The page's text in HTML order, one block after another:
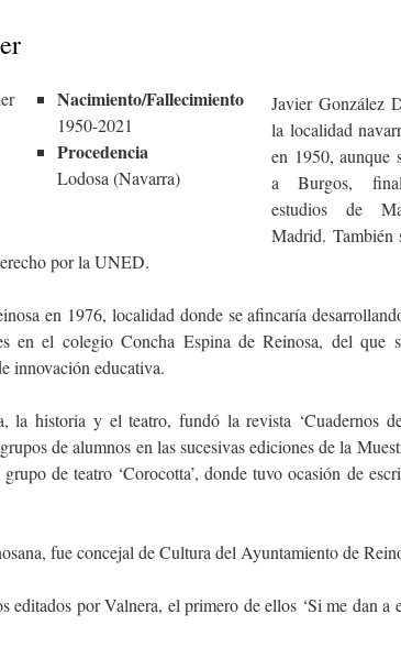
Nacimiento/Fallecimiento
1950-2021
Procedencia
Lodosa (Navarra)
Javier González
la localidad
en 1950, aunque
a Burgos,
estudios de
Madrid. También
por la UNED.
en 1976, localidad donde se afincaría
en el colegio Concha Espina de Reinosa, del que
innovación educativa.
la historia y el teatro, fundó la revista ‘Cuadernos
de alumnos en las sucesivas ediciones de la
de teatro ‘Corocotta’, donde tuvo ocasión de
fue concejal de Cultura del Ayuntamiento de
editados por Valnera, el primero de ellos ‘Si me dan a